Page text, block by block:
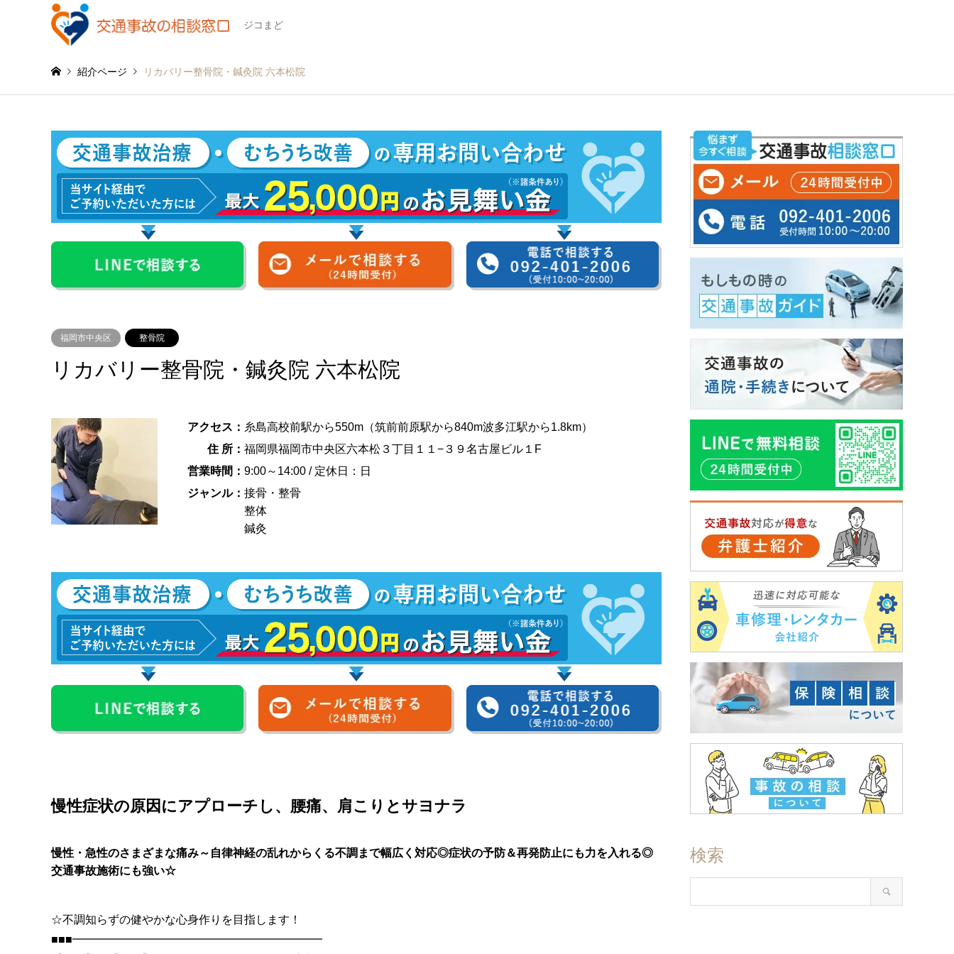
ジコまど
紹介ページ リカバリー整骨院・鍼灸院 六本松院
福岡市中央区 整骨院
リカバリー整骨院・鍼灸院 六本松院
アクセス： 糸島高校前駅から550m（筑前前原駅から840m波多江駅から1.8km）
住 所： 福岡県福岡市中央区六本松３丁目１１−３９名古屋ビル１F
営業時間： 9:00～14:00 / 定休日：日
ジャンル： 接骨・整骨
整体
鍼灸
慢性症状の原因にアプローチし、腰痛、肩こりとサヨナラ
慢性・急性のさまざまな痛み～自律神経の乱れからくる不調まで幅広く対応◎症状の予防＆再発防止にも力を入れる◎
交通事故施術にも強い☆
☆不調知らずの健やかな心身作りを目指します！
■■■━━━━━━━━━━━━━━━━━━━━━━
検索